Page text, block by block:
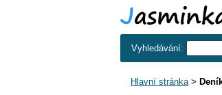
Vyhledávání:
Hlavní stránka>